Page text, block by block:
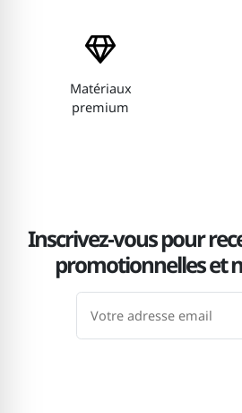
Matériaux
premium
Inscrivez-vous pour
promotionnelles et